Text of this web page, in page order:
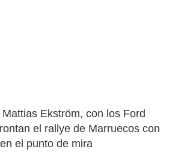
Ekström, con los Ford
el rallye de Marruecos con
el punto de mira